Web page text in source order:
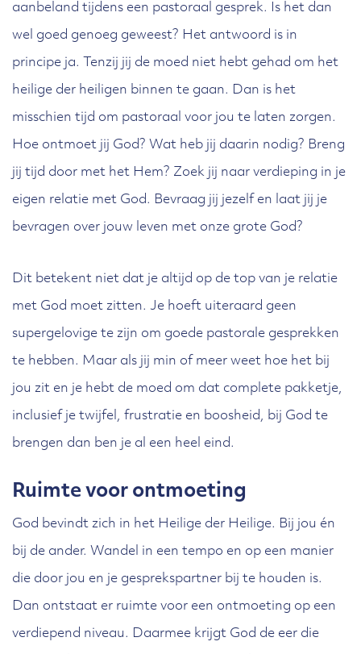
aanbeland tijdens een pastoraal gesprek. Is het dan
wel goed genoeg geweest? Het antwoord is in
principe ja. Tenzij jij de moed niet hebt gehad om het
heilige der heiligen binnen te gaan. Dan is het
misschien tijd om pastoraal voor jou te laten zorgen.
Hoe ontmoet jij God? Wat heb jij daarin nodig? Breng
jij tijd door met het Hem? Zoek jij naar verdieping in je
eigen relatie met God. Bevraag jij jezelf en laat jij je
bevragen over jouw leven met onze grote God?
Dit betekent niet dat je altijd op de top van je relatie
met God moet zitten. Je hoeft uiteraard geen
supergelovige te zijn om goede pastorale gesprekken
te hebben. Maar als jij min of meer weet hoe het bij
jou zit en je hebt de moed om dat complete pakketje,
inclusief je twijfel, frustratie en boosheid, bij God te
brengen dan ben je al een heel eind.
Ruimte voor ontmoeting
God bevindt zich in het Heilige der Heilige. Bij jou én
bij de ander. Wandel in een tempo en op een manier
die door jou en je gesprekspartner bij te houden is.
Dan ontstaat er ruimte voor een ontmoeting op een
verdiepend niveau. Daarmee krijgt God de eer die